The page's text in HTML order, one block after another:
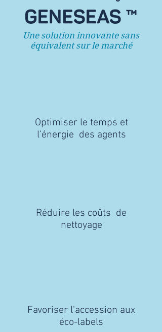
Une solution innovante sans
équivalent sur le marché
Optimiser le temps et
l’énergie des agents
Réduire les coûts de
nettoyage
Favoriser l'accession aux
éco-labels